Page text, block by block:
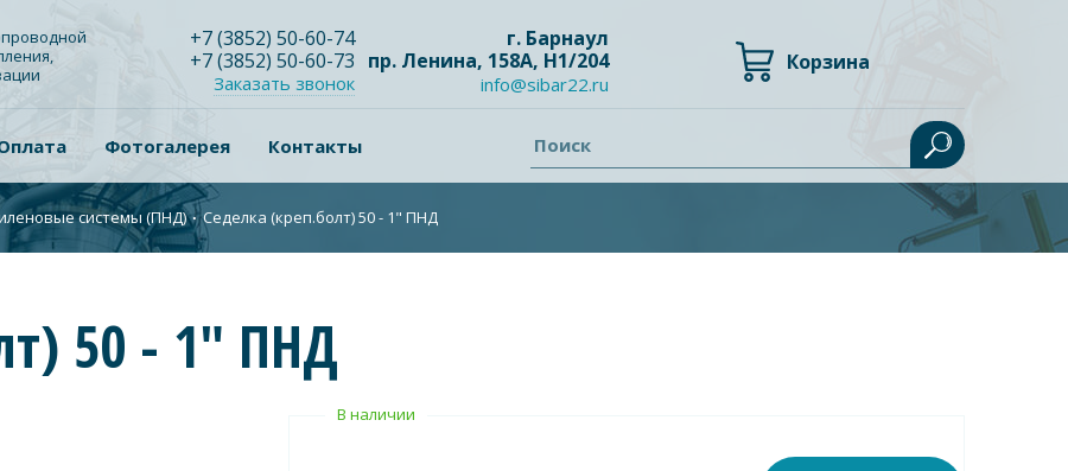
+7(3852) 50-60-74
+7(3852) 50-60-73
Заказать звонок
г. Барнаул
пр. Ленина, 158А, Н1/204
info@sibar22.ru
Корзина
Фотогалерея Контакты Поиск
системы (ПНД) ∙Седелка (креп.болт) 50 - 1" ПНД
50 - 1" ПНД
В наличии